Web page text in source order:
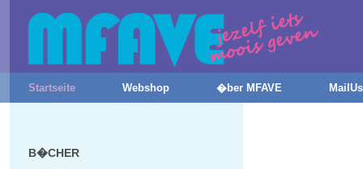
Startseite Webshop �ber MFAVE
B�CHER